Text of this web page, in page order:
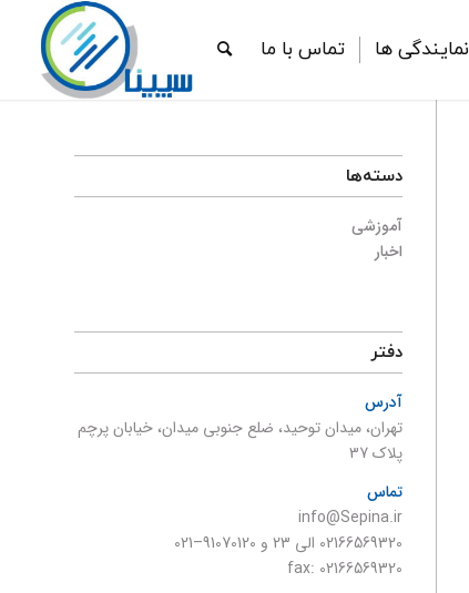
نمایندگی ها تماس با ما
دسته‌ها
آموزشی
اخبار
دفتر
آدرس
تهران، میدان توحید، ضلع جنوبی میدان، خیابان پرچم
پلاک 37
تماس
info@Sepina.ir
02166569320 الی 23 و 91070120–021
fax: 02166569320